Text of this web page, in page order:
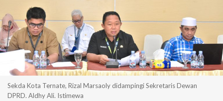
Sekda Kota Ternate, Rizal Marsaoly didampingi Sekretaris Dewan
DPRD. Aldhy Ali. Istimewa